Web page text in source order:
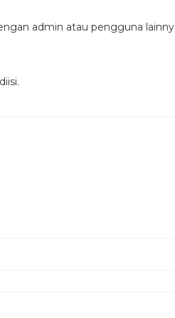
minuman –
admin atau pengguna